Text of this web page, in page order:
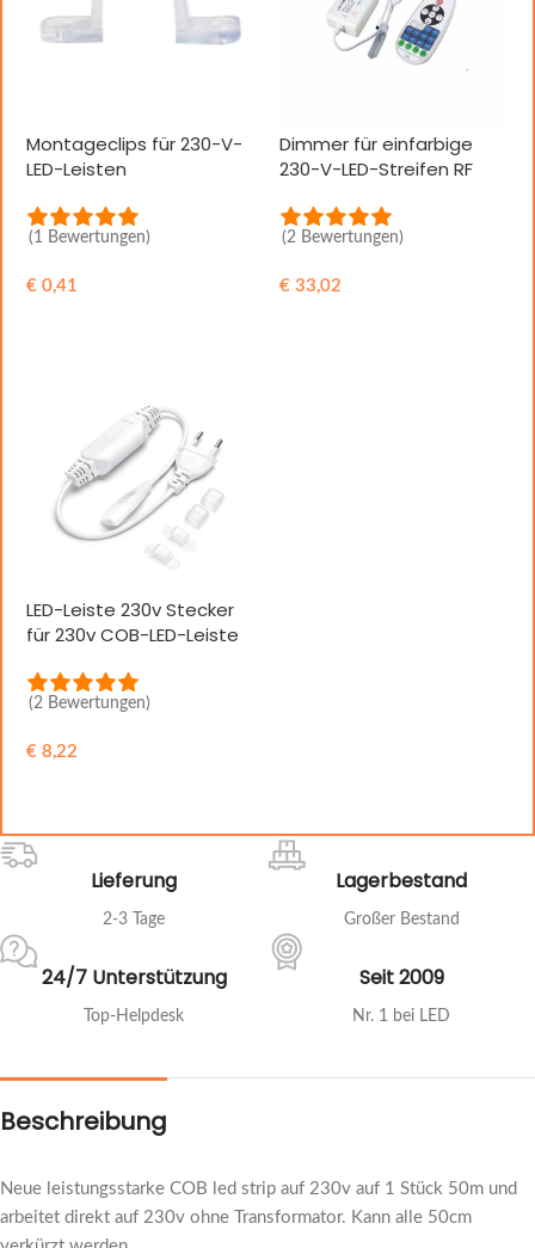
Montageclips für 230-V-
LED-Leisten
(1 Bewertungen)
€ 0,41
Dimmer für einfarbige
230-V-LED-Streifen RF
(2 Bewertungen)
€ 33,02
LED-Leiste 230v Stecker
für 230v COB-LED-Leiste
(2 Bewertungen)
€ 8,22
Lieferung
2-3 Tage
Lagerbestand
Großer Bestand
24/7 Unterstützung
Top-Helpdesk
Seit 2009
Nr. 1 bei LED
Beschreibung
Neue leistungsstarke COB led strip auf 230v auf 1 Stück 50m und
arbeitet direkt auf 230v ohne Transformator. Kann alle 50cm